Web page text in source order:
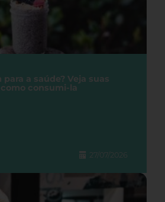
a saúde? Veja suas
consumi-la
27/07/2026